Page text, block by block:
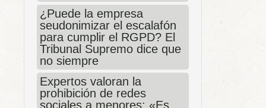
¿Puede la empresa
seudonimizar el escalafón
para cumplir el RGPD? El
Tribunal Supremo dice que
no siempre
Expertos valoran la
prohibición de redes
sociales a menores: «Es